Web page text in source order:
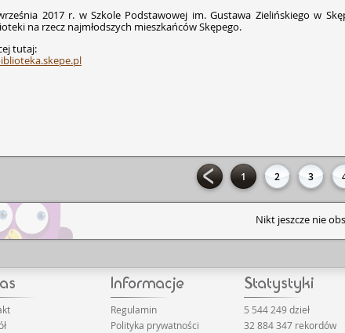
2017 r. w Szkole Podstawowej im. Gustawa Zielińskiego w
na rzecz najmłodszych mieszkańców Skępego.
tutaj:
1 2 3
Nikt jeszcze nie
Regulamin
Polityka prywatności
5 544 249 dzieł
32 884 347 rekordów